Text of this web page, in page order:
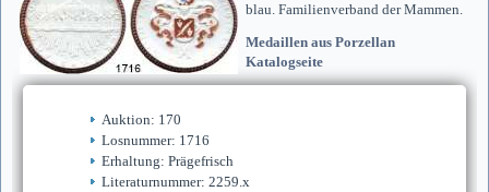
blau. Familienverband der Mammen.
Medaillen aus Porzellan
Katalogseite
Auktion: 170
Losnummer: 1716
Erhaltung: Prägefrisch
Literaturnummer: 2259.x